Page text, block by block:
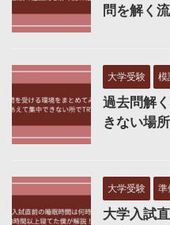
問を解く
大学受験 模
過去問解
きない場所
大学受験 準
大学入試